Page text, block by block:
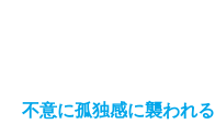
不意に孤独感に襲われる